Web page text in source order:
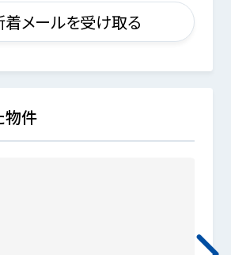
着メールを受け取る
物件